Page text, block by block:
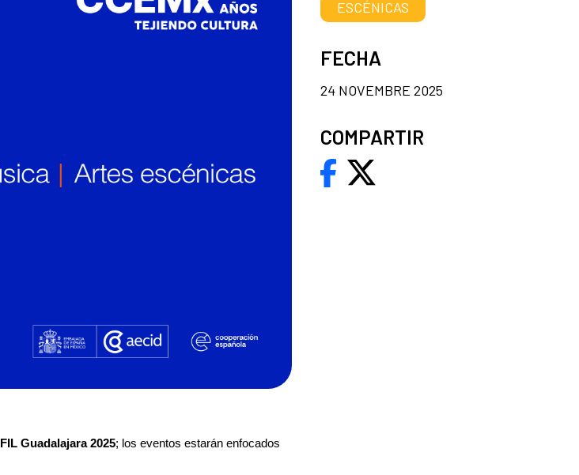
FIL Guadalajara 2025; los eventos estarán enfocados
ESCÉNICAS
FECHA
24 NOVEMBRE 2025
COMPARTIR